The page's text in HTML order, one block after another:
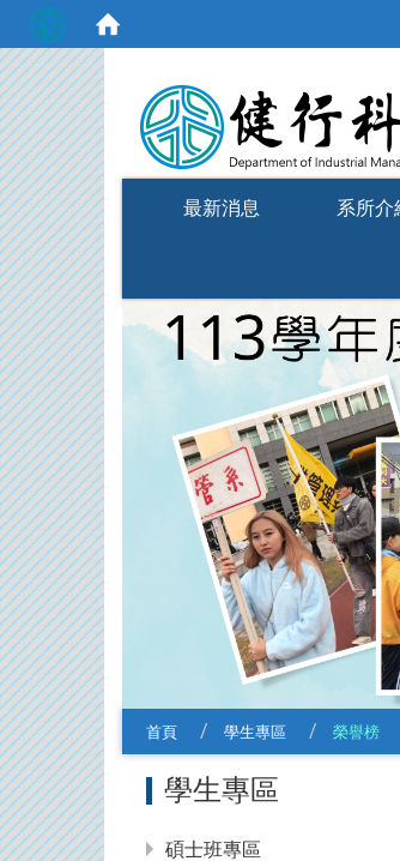
最新消息 系所介
首頁 學生專區 榮譽榜
學生專區
碩士班專區